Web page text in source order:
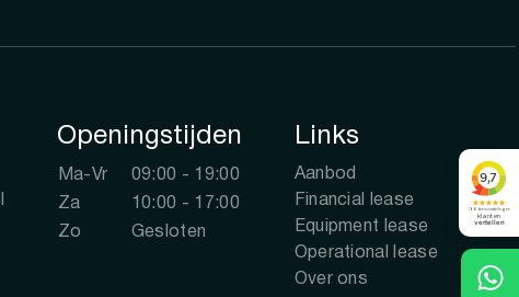
Openingstijden
Ma-Vr
09:00 - 19:00
Za
10:00 - 17:00
Zo
Gesloten
Links
Aanbod
Financial lease
Equipment lease
Operational lease
Over ons